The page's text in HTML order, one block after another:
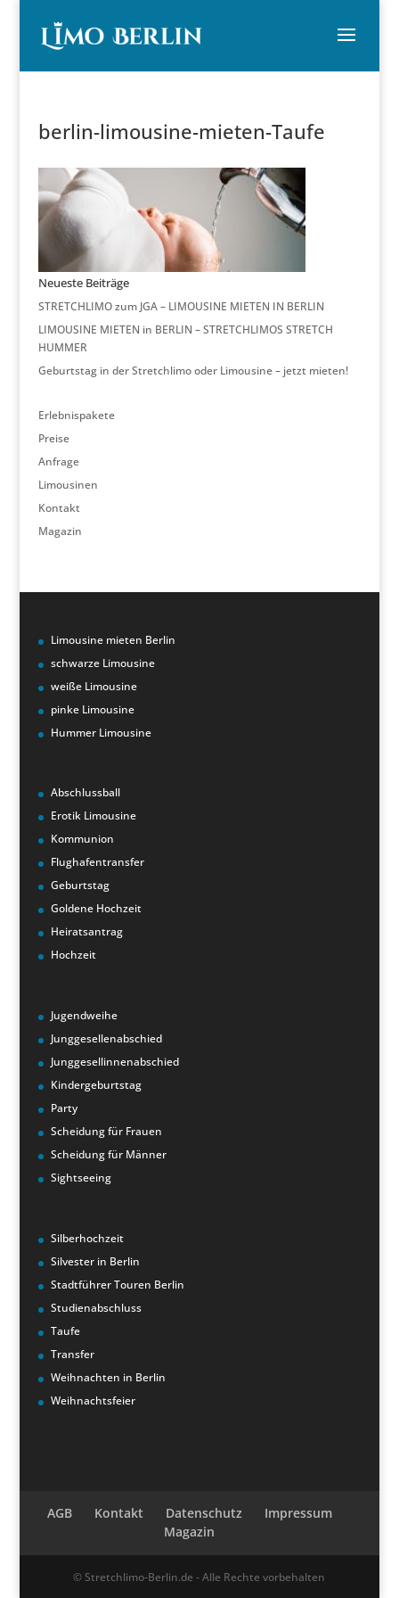
berlin-limousine-mieten-Taufe
Neueste Beiträge
STRETCHLIMO zum JGA – LIMOUSINE MIETEN IN BERLIN
LIMOUSINE MIETEN in BERLIN – STRETCHLIMOS STRETCH
HUMMER
Geburtstag in der Stretchlimo oder Limousine – jetzt mieten!
Erlebnispakete
Preise
Anfrage
Limousinen
Kontakt
Magazin
Limousine mieten Berlin
schwarze Limousine
weiße Limousine
pinke Limousine
Hummer Limousine
Abschlussball
Erotik Limousine
Kommunion
Flughafentransfer
Geburtstag
Goldene Hochzeit
Heiratsantrag
Hochzeit
Jugendweihe
Junggesellenabschied
Junggesellinnenabschied
Kindergeburtstag
Party
Scheidung für Frauen
Scheidung für Männer
Sightseeing
Silberhochzeit
Silvester in Berlin
Stadtführer Touren Berlin
Studienabschluss
Taufe
Transfer
Weihnachten in Berlin
Weihnachtsfeier
AGB Kontakt Datenschutz
Impressum
Magazin
© Stretchlimo-Berlin.de - Alle Rechte vorbehalten